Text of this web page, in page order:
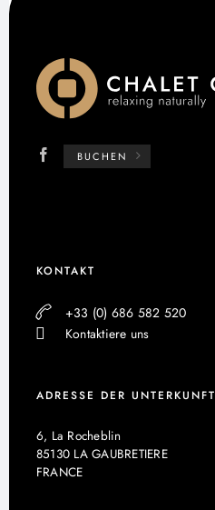
BUCHEN
KONTAKT
+33 (0) 686 582 520
Kontaktiere uns
ADRESSE DER UNTERKUNFT
6, La Rocheblin
85130 LA GAUBRETIERE
FRANCE